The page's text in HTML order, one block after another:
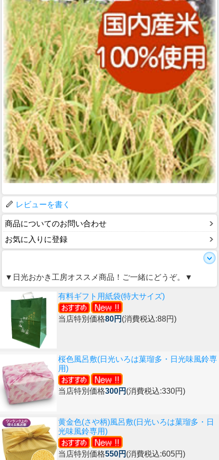
レビューを書く
商品についてのお問い合わせ
お気に入りに登録
▼日光おかき工房オススメ商品！ご一緒にどうぞ。▼
有料ギフト用紙袋(特大サイズ)
当店特別価格80円 (消費税込:88円)
桜色風呂敷(日光いろは菓瑠多・日光味風鈴専
用)
当店特別価格300円 (消費税込:330円)
黄金色(さや柄)風呂敷(日光いろは菓瑠多・日
光味風鈴専用)
当店特別価格550円 (消費税込:605円)